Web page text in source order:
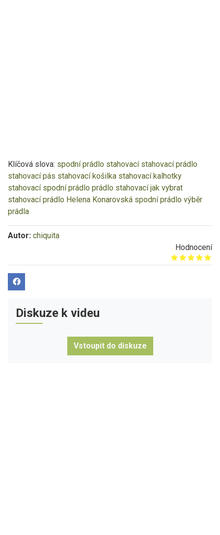
Klíčová slova: spodní prádlo stahovací stahovací prádlo
stahovací pás stahovací košilka stahovací kalhotky
stahovací spodní prádlo prádlo stahovací jak vybrat
stahovací prádlo Helena Konarovská spodní prádlo výběr
prádla
Autor: chiquita
Hodnocení
Give it 1/5
Give it 2/5
Give it 3/5
Give it 4/5
Give it 5/5
Diskuze k videu
Vstoupit do diskuze